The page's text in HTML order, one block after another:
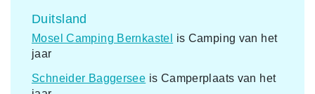
Duitsland
Mosel Camping Bernkastel
is Camping van het
jaar
Schneider Baggersee is Camperplaats van het